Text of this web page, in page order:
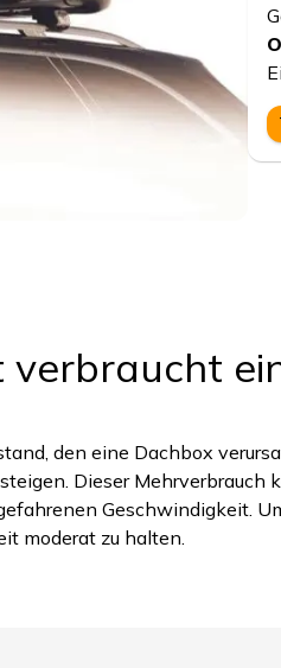
den eine Dachbox
steigen. Dieser Mehrverbrauch
Geschwindigkeit.
moderat zu halten.